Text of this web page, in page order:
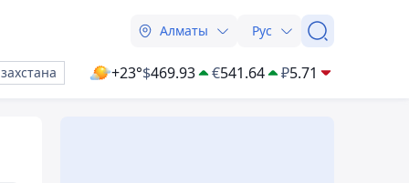
Алматы Рус
+23°$469.93 €541.64 ₽5.71